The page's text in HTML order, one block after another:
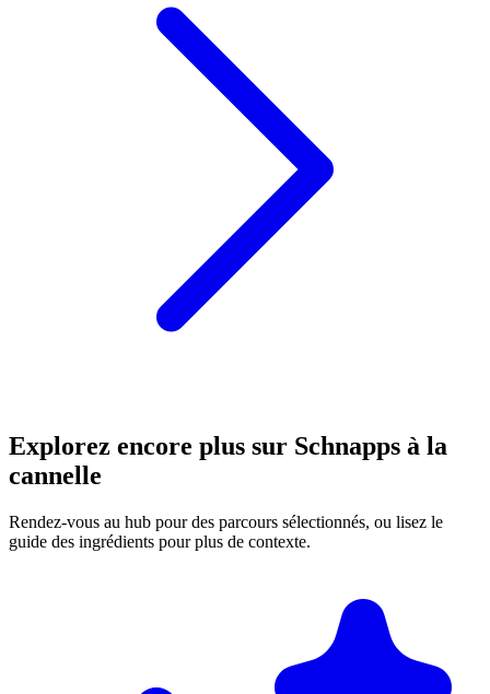
Explorez encore plus sur Schnapps à la
cannelle
Rendez-vous au hub pour des parcours sélectionnés, ou lisez le
guide des ingrédients pour plus de contexte.